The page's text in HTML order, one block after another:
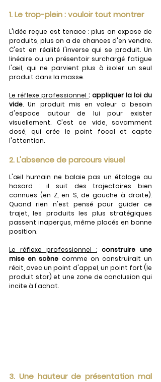
1. Le trop-plein : vouloir tout montrer
L'idée reçue est tenace : plus on expose de
produits, plus on a de chances d'en vendre.
C'est en réalité l'inverse qui se produit. Un
linéaire ou un présentoir surchargé fatigue
l'œil, qui ne parvient plus à isoler un seul
produit dans la masse.
Le réflexe professionnel : appliquer la loi du
vide. Un produit mis en valeur a besoin
d'espace autour de lui pour exister
visuellement. C'est ce vide, savamment
dosé, qui crée le point focal et capte
l'attention.
2. L'absence de parcours visuel
L'œil humain ne balaie pas un étalage au
hasard : il suit des trajectoires bien
connues (en Z, en S, de gauche à droite).
Quand rien n'est pensé pour guider ce
trajet, les produits les plus stratégiques
passent inaperçus, même placés en bonne
position.
Le réflexe professionnel : construire une
mise en scène comme on construirait un
récit, avec un point d'appel, un point fort (le
produit star) et une zone de conclusion qui
incite à l'achat.
3. Une hauteur de présentation mal